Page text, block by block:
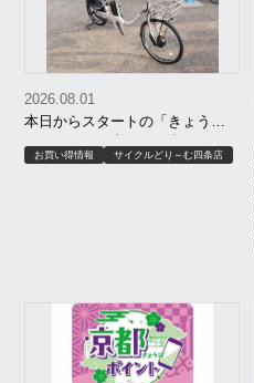
本日からスタートの「きょう
さらにお買い得に！
2026.08.01
お買い得情報 サイクルどり～む四条店